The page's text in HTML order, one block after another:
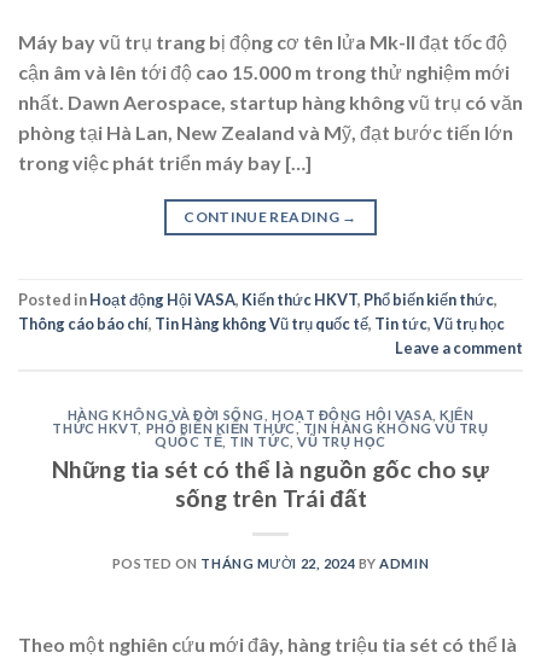
Máy bay vũ trụ trang bị động cơ tên lửa Mk-II đạt tốc độ
cận âm và lên tới độ cao 15.000 m trong thử nghiệm mới
nhất. Dawn Aerospace, startup hàng không vũ trụ có văn
phòng tại Hà Lan, New Zealand và Mỹ, đạt bước tiến lớn
trong việc phát triển máy bay […]
CONTINUE READING →
Posted inHoạt động Hội VASA, Kiến thức HKVT, Phổ biến kiến thức,
Thông cáo báo chí, Tin Hàng không Vũ trụ quốc tế, Tin tức,Vũ trụ học
Leave a comment
HÀNG KHÔNG VÀ ĐỜI SỐNG HOẠT ĐỘNG HỘI VASA ,KIẾN
THỨC HKVT PHỔ BIẾN KIẾN THỨC , TIN HÀNG KHÔNG VŨ TRỤ
QUỐC TẾ TIN TỨC ,VŨ TRỤ HỌC
Những tia sét có thể là nguồn gốc cho sự
sống trên Trái đất
POSTED ON THÁNG MƯỜI 22, 2024 BY ADMIN
Theo một nghiên cứu mới đây, hàng triệu tia sét có thể là